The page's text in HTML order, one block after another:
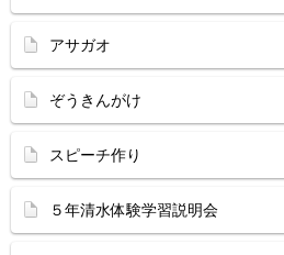
アサガオ
ぞうきんがけ
スピーチ作り
５年清水体験学習説明会